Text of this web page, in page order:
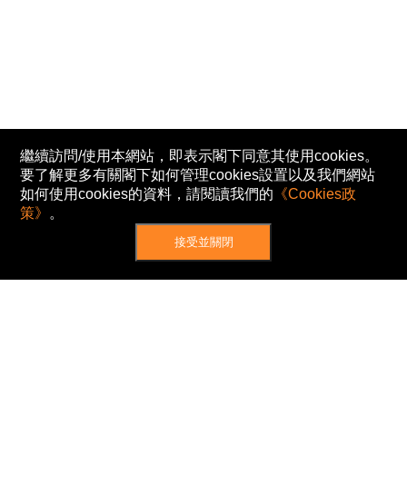
繼續訪問/使用本網站，即表示閣下同意其使用cookies。
要了解更多有關閣下如何管理cookies設置以及我們網站
如何使用cookies的資料，請閱讀我們的 《Cookies政
策》 。
接受並關閉